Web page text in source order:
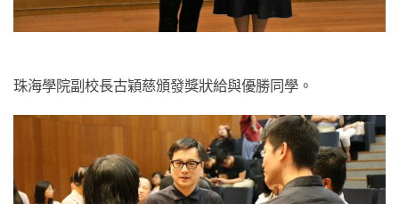
珠海學院副校長古穎慈頒發獎狀給與優勝同學。